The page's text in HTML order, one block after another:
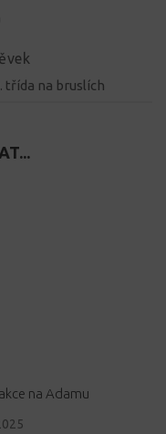
třída na bruslích
na Adamu